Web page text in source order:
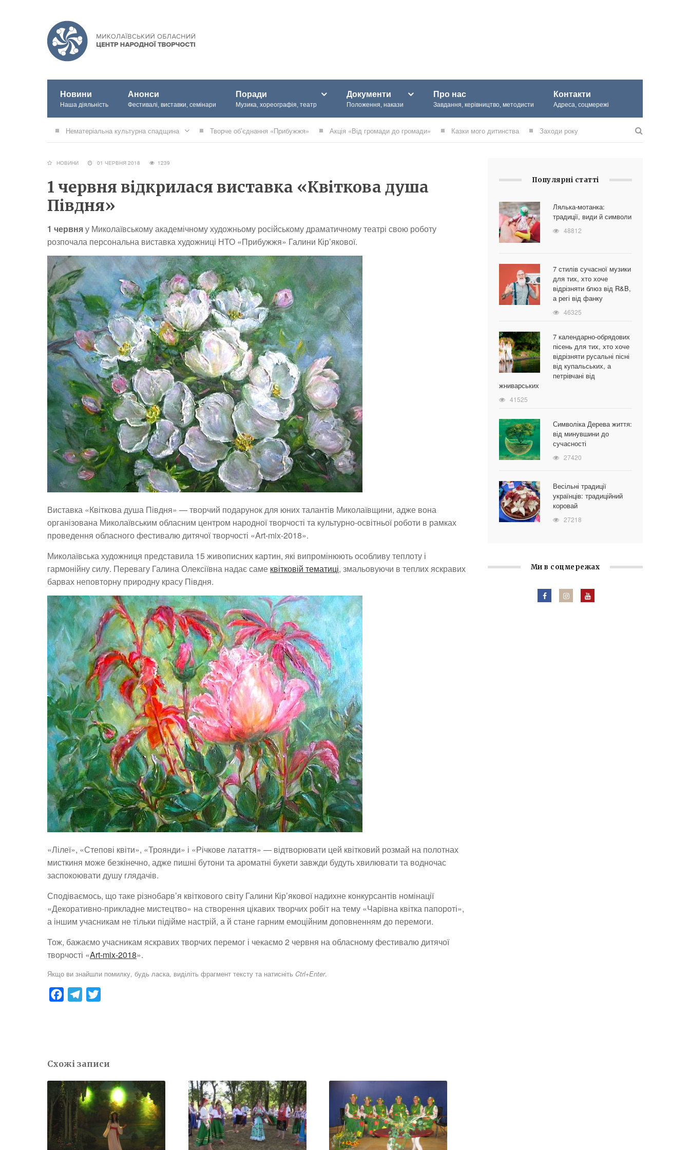
Новини
Наша діяльність
Анонси
Фестивалі, виставки, семінари
Поради
Музика, хореографія, театр
Документи
Положення, накази
Про нас
Завдання, керівництво, методисти
Контакти
Адреса, соцмережі
Нематеріальна культурна спадщина Творче об’єднання «Прибужжя» Акція «Від громади до громади» Казки мого дитинства Заходи року
НОВИНИ 01 ЧЕРВНЯ 2018 1239
1 червня відкрилася виставка «Квіткова душа
Півдня»
1 червняу Миколаївському академічному художньому російському драматичному театрі свою роботу
розпочала персональна виставка художниці НТО «Прибужжя» Галини Кір’якової.
Виставка «Квіткова душа Півдня» — творчий подарунок для юних талантів Миколаївщини, адже вона
організована Миколаївським обласним центром народної творчості та культурно-освітньої роботи в рамках
проведення обласного фестивалю дитячої творчості «Art-mix-2018».
Миколаївська художниця представила 15 живописних картин, які випромінюють особливу теплоту і
гармонійну силу. Перевагу Галина Олексіївна надає саме квітковій тематиці, змальовуючи в теплих яскравих
барвах неповторну природну красу Півдня.
«Лілеї», «Степові квіти», «Троянди» і «Річкове латаття» — відтворювати цей квітковий розмай на полотнах
мисткиня може безкінечно, адже пишні бутони та ароматні букети завжди будуть хвилювати та водночас
заспокоювати душу глядачів.
Сподіваємось, що таке різнобарв’я квіткового світу Галини Кір’якової надихне конкурсантів номінації
«Декоративно-прикладне мистецтво» на створення цікавих творчих робіт на тему «Чарівна квітка папороті»,
а іншим учасникам не тільки підійме настрій, а й стане гарним емоційним доповненням до перемоги.
Тож, бажаємо учасникам яскравих творчих перемог і чекаємо 2 червня на обласному фестивалю дитячої
творчості «Art-mix-2018».
Якщо ви знайшли помилку, будь ласка, виділіть фрагмент тексту та натисніть Ctrl+Enter.
o
o
k
r
a
m
e
r
Схожі записи
Популярні статті
Лялька-мотанка:
традиції, види й символи
48812
7 стилів сучасної музики
для тих, хто хоче
відрізняти блюз від R&B,
а регі від фанку
46325
7 календарно-обрядових
пісень для тих, хто хоче
відрізняти русальні пісні
від купальських, а
петрівчані від
жниварських
41525
Символіка Дерева життя:
від минувшини до
сучасності
27420
Весільні традиції
українців: традиційний
коровай
27218
Ми в соцмережах